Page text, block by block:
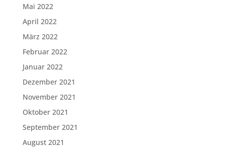
Mai 2022
April 2022
März 2022
Februar 2022
Januar 2022
Dezember 2021
November 2021
Oktober 2021
September 2021
August 2021